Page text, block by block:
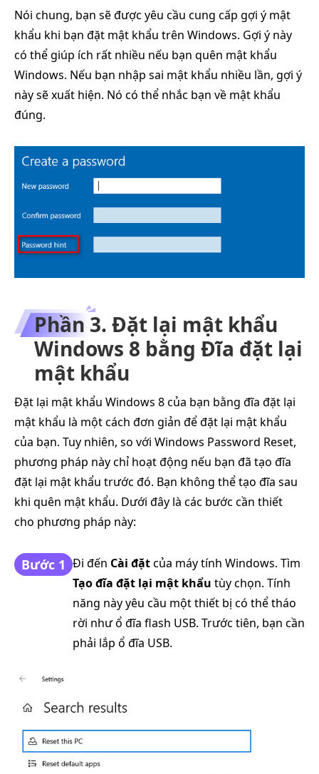
Nói chung, bạn sẽ được yêu cầu cung cấp gợi ý mật
khẩu khi bạn đặt mật khẩu trên Windows. Gợi ý này
có thể giúp ích rất nhiều nếu bạn quên mật khẩu
Windows. Nếu bạn nhập sai mật khẩu nhiều lần, gợi ý
này sẽ xuất hiện. Nó có thể nhắc bạn về mật khẩu
đúng.
Phần 3. Đặt lại mật khẩu
Windows 8 bằng Đĩa đặt lại
mật khẩu
Đặt lại mật khẩu Windows 8 của bạn bằng đĩa đặt lại
mật khẩu là một cách đơn giản để đặt lại mật khẩu
của bạn. Tuy nhiên, so với Windows Password Reset,
phương pháp này chỉ hoạt động nếu bạn đã tạo đĩa
đặt lại mật khẩu trước đó. Bạn không thể tạo đĩa sau
khi quên mật khẩu. Dưới đây là các bước cần thiết
cho phương pháp này:
Bước 1 Đi đến Cài đặtcủa máy tính Windows. Tìm
Tạo đĩa đặt lại mật khẩu tùy chọn. Tính
năng này yêu cầu một thiết bị có thể tháo
rời như ổ đĩa flash USB. Trước tiên, bạn cần
phải lắp ổ đĩa USB.